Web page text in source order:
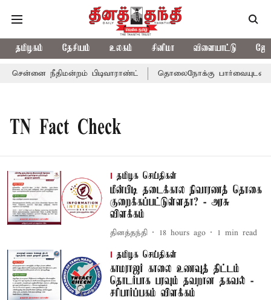
தமிழகம் தேசியம் உலகம் சினிமா விளையாட்டு
நீதிமன்றம் பிடிவாராண்ட் தொலைநோக்கு பார்வையுடன்
TN Fact Check
தமிழக செய்திகள்
மீன்பிடி தடைக்கால நிவாரணத் தொகை
குறைக்கப்பட்டுள்ளதா? - அரசு
விளக்கம்
தினத்தந்தி 18 hours ago 1 min read
தமிழக செய்திகள்
காமராஜர் காலை உணவுத் திட்டம்
தொடர்பாக பரவும் தவறான தகவல் -
சரிபார்ப்பகம் விளக்கம்